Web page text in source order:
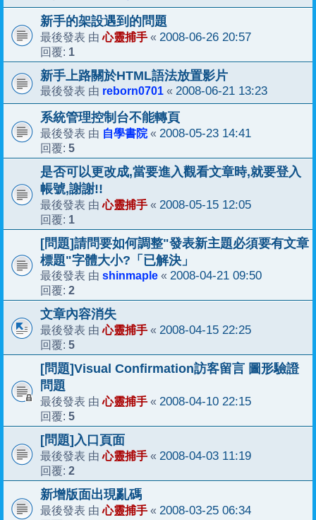
新手的架設遇到的問題
最後發表 由心靈捕手 « 2008-06-26 20:57
回覆: 1
新手上路關於HTML語法放置影片
最後發表 由 reborn0701 « 2008-06-21 13:23
系統管理控制台不能轉頁
最後發表 由 自學書院« 2008-05-23 14:41
回覆: 5
是否可以更改成,當要進入觀看文章時,就要登入
帳號,謝謝!!
最後發表 由心靈捕手 « 2008-05-15 12:05
回覆: 1
[問題]請問要如何調整"發表新主題必須要有文章
標題"字體大小?「已解決」
最後發表 由 shinmaple « 2008-04-21 09:50
回覆: 2
文章內容消失
最後發表 由心靈捕手 « 2008-04-15 22:25
回覆: 5
[問題]Visual Confirmation訪客留言 圖形驗證
問題
最後發表 由心靈捕手 « 2008-04-10 22:15
回覆: 5
[問題]入口頁面
最後發表 由心靈捕手 « 2008-04-03 11:19
回覆: 2
新增版面出現亂碼
最後發表 由心靈捕手 « 2008-03-25 06:34